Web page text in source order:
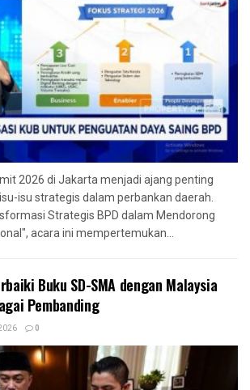
2026 di Jakarta menjadi ajang penting
isu strategis dalam perbankan daerah.
Strategis BPD dalam Mendorong
acara ini mempertemukan...
Buku SD-SMA dengan Malaysia
Pembanding
0